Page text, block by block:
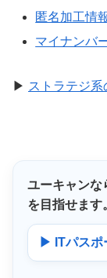
匿名加工情
マイナンバ
▶ ストラテジ
ユーキャンな
を目指せます
▶ ITパスポ